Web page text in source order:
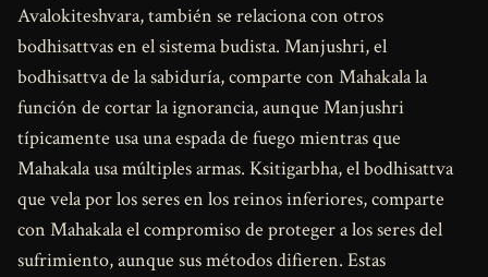
Avalokiteshvara, también se relaciona con otros
bodhisattvas en el sistema budista. Manjushri, el
bodhisattva de la sabiduría, comparte con Mahakala la
función de cortar la ignorancia, aunque Manjushri
típicamente usa una espada de fuego mientras que
Mahakala usa múltiples armas. Ksitigarbha, el bodhisattva
que vela por los seres en los reinos inferiores, comparte
con Mahakala el compromiso de proteger a los seres del
sufrimiento, aunque sus métodos difieren. Estas